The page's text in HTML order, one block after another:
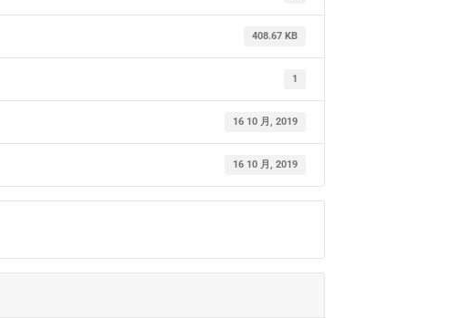
408.67 KB
1
16 10 月, 2019
16 10 月, 2019